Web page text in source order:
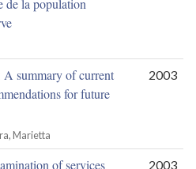
de la population
summary of current
for future
Marietta
2003
of services
2003